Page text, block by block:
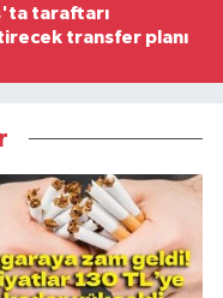
taraftarı
transfer planı